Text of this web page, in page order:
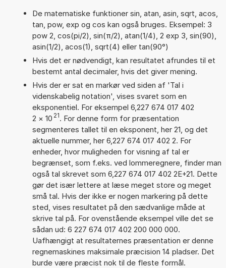
De matematiske funktioner sin, atan, asin, sqrt, acos,
tan, pow, exp og cos kan også bruges. Eksempel: 3
pow 2, cos(pi/2), sin(π/2), atan(1/4), 2 exp 3, sin(90),
asin(1/2), acos(1), sqrt(4) eller tan(90°)
Hvis det er nødvendigt, kan resultatet afrundes til et
bestemt antal decimaler, hvis det giver mening.
Hvis der er sat en markør ved siden af 'Tal i
videnskabelig notation', vises svaret som en
eksponentiel. For eksempel 6,227 674 017 402
2 × 10 21. For denne form for præsentation
segmenteres tallet til en eksponent, her 21, og det
aktuelle nummer, her 6,227 674 017 402 2. For
enheder, hvor muligheden for visning af tal er
begrænset, som f.eks. ved lommeregnere, finder man
også tal skrevet som 6,227 674 017 402 2E+21. Dette
gør det især lettere at læse meget store og meget
små tal. Hvis der ikke er nogen markering på dette
sted, vises resultatet på den sædvanlige måde at
skrive tal på. For ovenstående eksempel ville det se
sådan ud: 6 227 674 017 402 200 000 000.
Uafhængigt at resultaternes præsentation er denne
regnemaskines maksimale præcision 14 pladser. Det
burde være præcist nok til de fleste formål.